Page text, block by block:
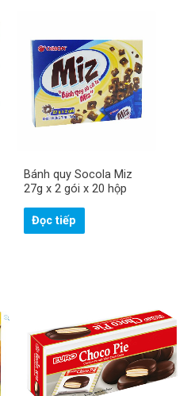
Bánh quy Socola Miz
27g x 2 gói x 20 hộp
Đọc tiếp